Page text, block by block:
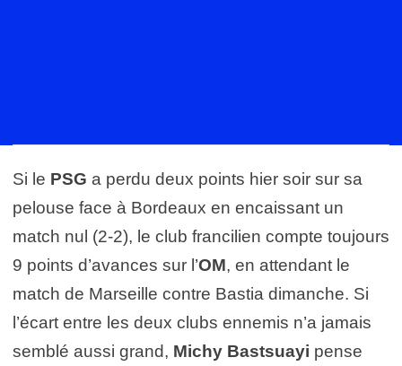
Si le PSG a perdu deux points hier soir sur sa
pelouse face à Bordeaux en encaissant un
match nul (2-2), le club francilien compte toujours
9 points d’avances sur l’OM, en attendant le
match de Marseille contre Bastia dimanche. Si
l’écart entre les deux clubs ennemis n’a jamais
semblé aussi grand, Michy Bastsuayi pense